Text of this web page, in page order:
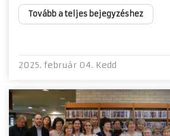
Tovább a teljes bejegyzéshez
2025. február 04. Kedd